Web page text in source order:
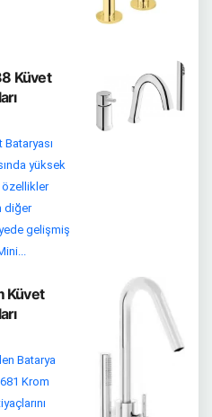
Küvet
yüksek
özellikler
diğer
gelişmiş
Küvet
Batarya
Krom